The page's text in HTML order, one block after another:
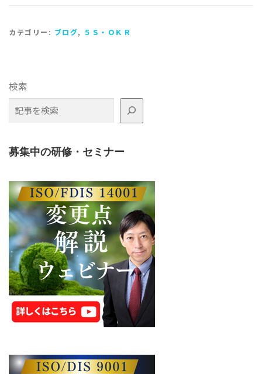
カテゴリー: ブログ, ５Ｓ・ＯＫＲ
検索
募集中の研修・セミナー